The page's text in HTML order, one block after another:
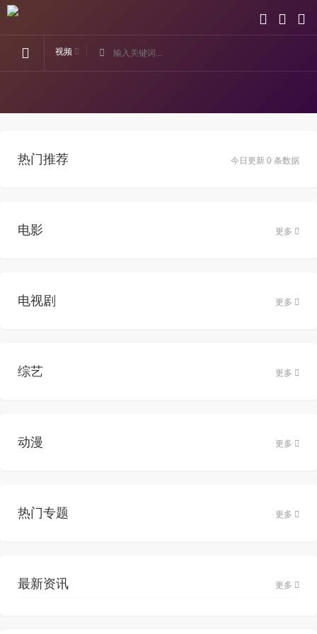
视频
今日更新 0 条数据
热门推荐
电影 更多
电视剧 更多
综艺 更多
动漫 更多
热门专题 更多
最新资讯 更多